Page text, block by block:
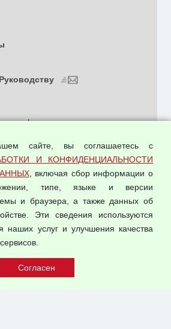
и конфиденциальности
персональных данных
продажи
сайте, вы соглашаетесь с
И КОНФИДЕНЦИАЛЬНОСТИ
, включая сбор информации о
типе, языке и версии
и браузера, а также данных об
Эти сведения используются
наших услуг и улучшения качества